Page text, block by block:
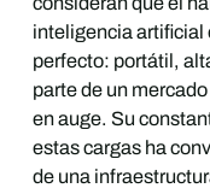
inteligencia artificial
perfecto: portátil,
parte de un
en auge. Su
estas cargas ha
de una